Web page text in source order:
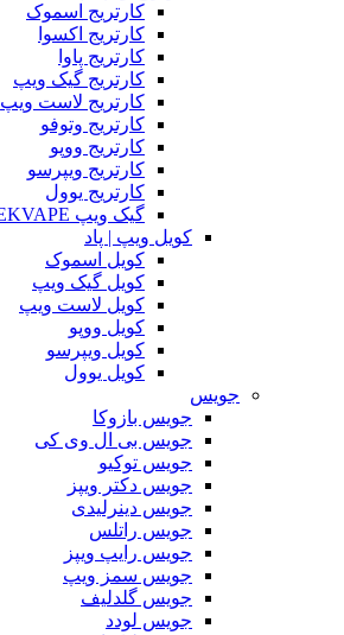
کارتریج اسموک
کارتریج اکسوا
کارتریج پاوا
کارتریج گیک ویپ
کارتریج لاست ویپ
کارتریج وتوفو
کارتریج ووپو
کارتریج ویپرسو
کارتریج یوول
گیک ویپ GEEKVAPE
کویل ویپ | پاد
کویل اسموک
کویل گیک ویپ
کویل لاست ویپ
کویل ووپو
کویل ویپرسو
کویل یوول
جویس‌
جویس بازوکا
جویس بی ال وی کی
جویس توکیو
جویس دکتر ویپز
جویس دینرلیدی
جویس راتلس
جویس رایپ ویپز
جویس سمز ویپ
جویس گلدلیف
جویس لودد